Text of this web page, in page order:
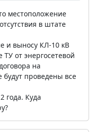
местоположение
в штате
и выносу КЛ-10 кВ
от энергосетевой
на
будут проведены все
года. Куда